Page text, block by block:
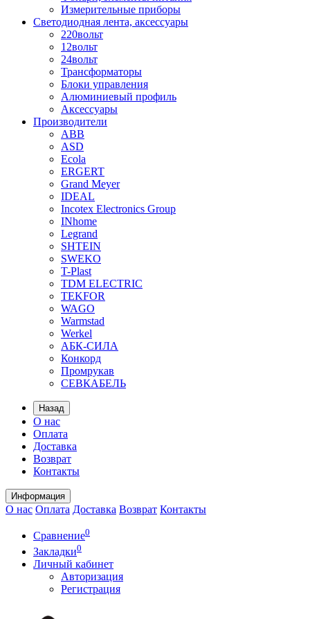
Измерительные приборы
Светодиодная лента, аксессуары
220вольт
12вольт
24вольт
Трансформаторы
Блоки управления
Алюминиевый профиль
Аксессуары
Производители
ABB
ASD
Ecola
ERGERT
Grand Meyer
IDEAL
Incotex Electronics Group
INhome
Legrand
SHTEIN
SWEKO
T-Plast
TDM ELECTRIC
TEKFOR
WAGO
Warmstad
Werkel
АБК-СИЛА
Конкорд
Промрукав
СЕВКАБЕЛЬ
Назад
О нас
Оплата
Доставка
Возврат
Контакты
Информация
О нас Оплата Доставка Возврат Контакты
Сравнение0
Закладки0
Личный кабинет
Авторизация
Регистрация